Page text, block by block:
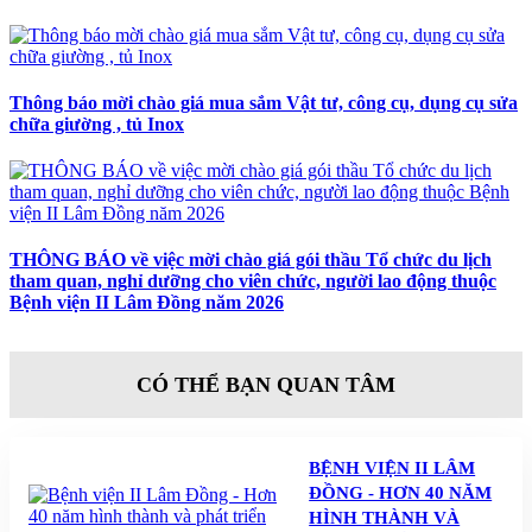
Thông báo mời chào giá mua sắm Vật tư, công cụ, dụng cụ sửa
chữa giường , tủ Inox
THÔNG BÁO về việc mời chào giá gói thầu Tổ chức du lịch
tham quan, nghỉ dưỡng cho viên chức, người lao động thuộc
Bệnh viện II Lâm Đồng năm 2026
CÓ THỂ BẠN QUAN TÂM
BỆNH VIỆN II LÂM
ĐỒNG - HƠN 40 NĂM
HÌNH THÀNH VÀ